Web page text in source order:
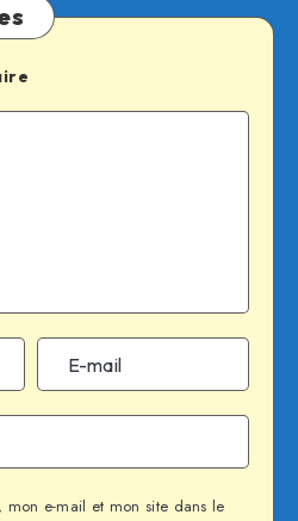
mon e-mail et mon site dans le